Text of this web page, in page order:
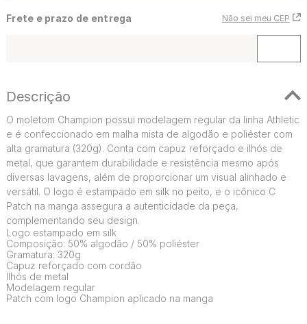
Frete e prazo de entrega Não sei meu CEP
Descrição
O moletom Champion possui modelagem regular da linha Athletic
e é confeccionado em malha mista de algodão e poliéster com
alta gramatura (320g). Conta com capuz reforçado e ilhós de
metal, que garantem durabilidade e resistência mesmo após
diversas lavagens, além de proporcionar um visual alinhado e
versátil. O logo é estampado em silk no peito, e o icônico C
Patch na manga assegura a autenticidade da peça,
complementando seu design.
Logo estampado em silk
Composição: 50% algodão / 50% poliéster
Gramatura: 320g
Capuz reforçado com cordão
Ilhós de metal
Modelagem regular
Patch com logo Champion aplicado na manga